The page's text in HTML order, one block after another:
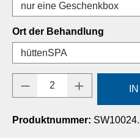
Ort der Behandlung
Produkt Anzahl:
Produktnummer: